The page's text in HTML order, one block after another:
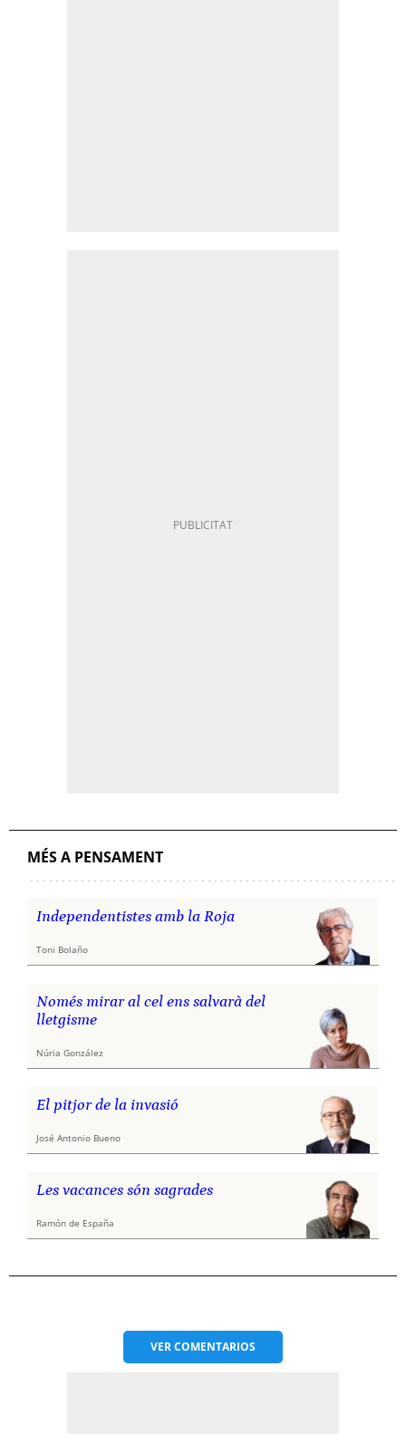
MÉS A PENSAMENT
Independentistes amb la Roja
Toni Bolaño
Només mirar al cel ens salvarà del
lletgisme
Núria González
El pitjor de la invasió
José Antonio Bueno
Les vacances són sagrades
Ramón de España
VERCOMENTARIOS